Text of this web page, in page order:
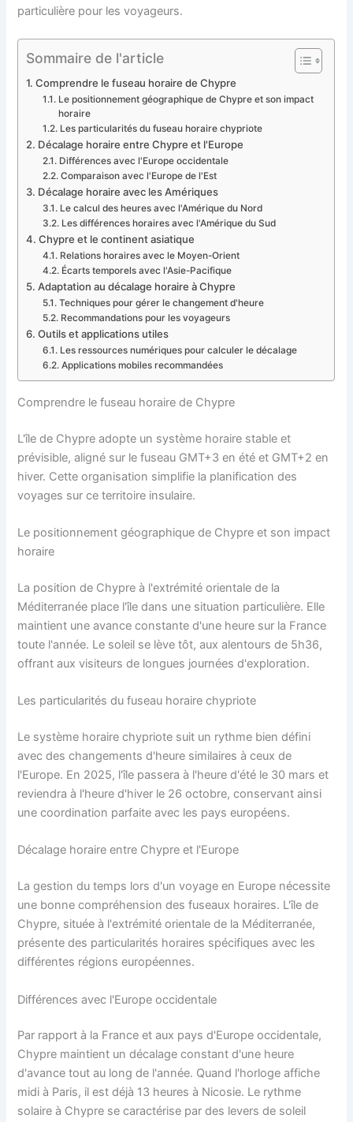
particulière pour les voyageurs.
Sommaire de l'article
Comprendre le fuseau horaire de Chypre
Le positionnement géographique de Chypre et son impact
horaire
Les particularités du fuseau horaire chypriote
Décalage horaire entre Chypre et l'Europe
Différences avec l'Europe occidentale
Comparaison avec l'Europe de l'Est
Décalage horaire avec les Amériques
Le calcul des heures avec l'Amérique du Nord
Les différences horaires avec l'Amérique du Sud
Chypre et le continent asiatique
Relations horaires avec le Moyen-Orient
Écarts temporels avec l'Asie-Pacifique
Adaptation au décalage horaire à Chypre
Techniques pour gérer le changement d'heure
Recommandations pour les voyageurs
Outils et applications utiles
Les ressources numériques pour calculer le décalage
Applications mobiles recommandées
Comprendre le fuseau horaire de Chypre
L'île de Chypre adopte un système horaire stable et
prévisible, aligné sur le fuseau GMT+3 en été et GMT+2 en
hiver. Cette organisation simplifie la planification des
voyages sur ce territoire insulaire.
Le positionnement géographique de Chypre et son impact
horaire
La position de Chypre à l'extrémité orientale de la
Méditerranée place l'île dans une situation particulière. Elle
maintient une avance constante d'une heure sur la France
toute l'année. Le soleil se lève tôt, aux alentours de 5h36,
offrant aux visiteurs de longues journées d'exploration.
Les particularités du fuseau horaire chypriote
Le système horaire chypriote suit un rythme bien défini
avec des changements d'heure similaires à ceux de
l'Europe. En 2025, l'île passera à l'heure d'été le 30 mars et
reviendra à l'heure d'hiver le 26 octobre, conservant ainsi
une coordination parfaite avec les pays européens.
Décalage horaire entre Chypre et l'Europe
La gestion du temps lors d'un voyage en Europe nécessite
une bonne compréhension des fuseaux horaires. L'île de
Chypre, située à l'extrémité orientale de la Méditerranée,
présente des particularités horaires spécifiques avec les
différentes régions européennes.
Différences avec l'Europe occidentale
Par rapport à la France et aux pays d'Europe occidentale,
Chypre maintient un décalage constant d'une heure
d'avance tout au long de l'année. Quand l'horloge affiche
midi à Paris, il est déjà 13 heures à Nicosie. Le rythme
solaire à Chypre se caractérise par des levers de soleil